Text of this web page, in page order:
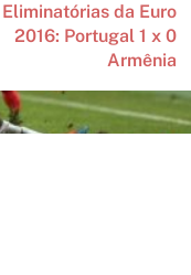
Eliminatórias da Euro
2016: Portugal 1 x 0
Armênia